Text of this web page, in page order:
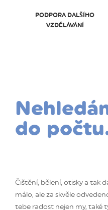
PODPORA DALŠÍHO
VZDĚLÁVÁNÍ
do
Čištění, bělení, otisky a tak
málo, ale za skvěle
tebe radost nejen my, také